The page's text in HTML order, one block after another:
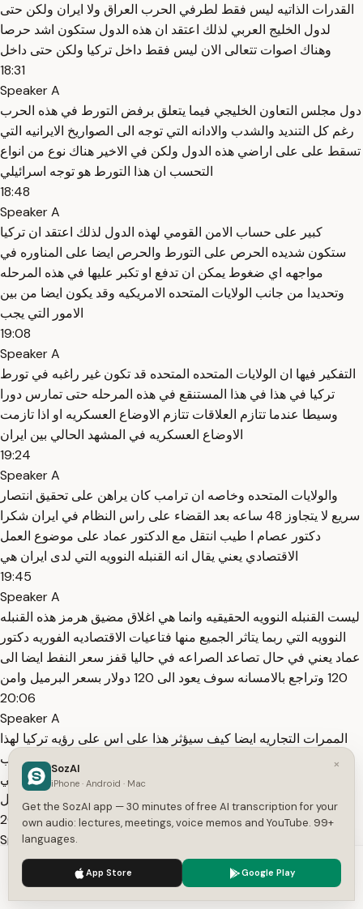
القدرات الذاتيه ليس فقط لطرفي الحرب العراق ولا ايران ولكن حتى
لدول الخليج العربي لذلك اعتقد ان هذه الدول ستكون اشد حرصا
وهناك اصوات تتعالى الان ليس فقط داخل تركيا ولكن حتى داخل
18:31
Speaker A
دول مجلس التعاون الخليجي فيما يتعلق برفض التورط في هذه الحرب
رغم كل التنديد والشدب والادانه التي توجه الى الصواريخ الايرانيه التي
تسقط على على اراضي هذه الدول ولكن في الاخير هناك نوع من انواع
التحسب ان هذا التورط هو توجه اسرائيلي
18:48
Speaker A
كبير على حساب الامن القومي لهذه الدول لذلك اعتقد ان تركيا
ستكون شديده الحرص على التورط والحرص ايضا على المناوره في
مواجهه اي ضغوط يمكن ان تدفع او تكبر عليها في هذه المرحله
وتحديدا من جانب الولايات المتحده الامريكيه وقد يكون ايضا من بين
الامور التي يجب
19:08
Speaker A
التفكير فيها ان الولايات المتحده المتحده قد تكون غير راغبه في تورط
تركيا في هذا في هذا المستنقع في هذه المرحله حتى تمارس دورا
وسيطا عندما تتازم العلاقات تتازم الاوضاع العسكريه او اذا تازمت
الاوضاع العسكريه في المشهد الحالي بين ايران
19:24
Speaker A
والولايات المتحده وخاصه ان ترامب كان يراهن على تحقيق انتصار
سريع لا يتجاوز 48 ساعه بعد القضاء على راس النظام في ايران شكرا
دكتور عصام ا طيب انتقل مع الدكتور عماد على موضوع العمل
الاقتصادي يعني يقال انه القنبله النوويه التي لدى ايران هي
19:45
Speaker A
ليست القنبله النوويه الحقيقيه وانما هي اغلاق مضيق هرمز هذه القنبله
النوويه التي ربما يتاثر الجميع منها فتاعيات الاقتصاديه الفوريه دكتور
عماد يعني في حال تصاعد الصراعه في حاليا قفز سعر النفط ايضا الى
120 وتراجع بالامسانه سوف يعود الى 120 دولار بسعر البرميل وامن
20:06
Speaker A
الممرات التجاريه ايضا كيف سيؤثر هذا على اس على رؤيه تركيا لهذا
الصراع اها اييه تركيا لها تجربه طويله مع ايران يعني اي ايه يعني يجب
ان نفرق بين امرين بين الطموح ال التركي ايه من ايران والواقع يعني
الواقع ال الذي تجده امامها بالتعامل
20:28
Speaker A
وقعت تركيا وايران اتفاقا مدته 25 عاما لتوريد ما قيمته 23 مليار دولار
من الغاز الايراني اي و ومنذ يعني نحو 30 عاما يعني منذ 30 عاما اي
We use cookies to enhance your experience.
×
SozAI
iPhone · Android · Mac
Get the SozAI app — 30 minutes of free AI transcription for your
own audio: lectures, meetings, voice memos and YouTube. 99+
languages.
App Store Google Play